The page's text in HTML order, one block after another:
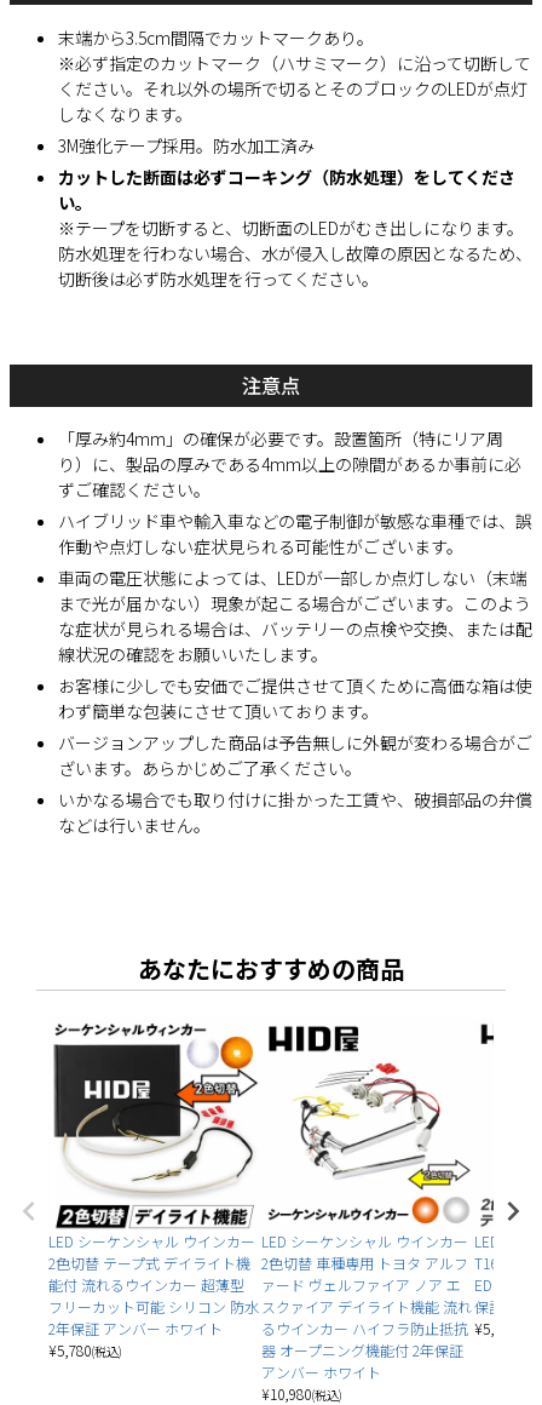
末端から3.5cm間隔でカットマークあり。
※必ず指定のカットマーク（ハサミマーク）に沿って切断して
ください。それ以外の場所で切るとそのブロックのLEDが点灯
しなくなります。
3M強化テープ採用。防水加工済み
カットした断面は必ずコーキング（防水処理）をしてくださ
い。
※テープを切断すると、切断面のLEDがむき出しになります。
防水処理を行わない場合、水が侵入し故障の原因となるため、
切断後は必ず防水処理を行ってください。
注意点
「厚み約4mm」の確保が必要です。設置箇所（特にリア周
り）に、製品の厚みである4mm以上の隙間があるか事前に必
ずご確認ください。
ハイブリッド車や輸入車などの電子制御が敏感な車種では、誤
作動や点灯しない症状見られる可能性がございます。
車両の電圧状態によっては、LEDが一部しか点灯しない（末端
まで光が届かない）現象が起こる場合がございます。このよう
な症状が見られる場合は、バッテリーの点検や交換、または配
線状況の確認をお願いいたします。
お客様に少しでも安価でご提供させて頂くために高価な箱は使
わず簡単な包装にさせて頂いております。
バージョンアップした商品は予告無しに外観が変わる場合がご
ざいます。あらかじめご了承ください。
いかなる場合でも取り付けに掛かった工賃や、破損部品の弁償
などは行いません。
あなたにおすすめの商品
LED シーケンシャル ウインカー
2色切替 テープ式 デイライト機
能付 流れるウインカー 超薄型
フリーカット可能 シリコン 防水
2年保証 アンバー ホワイト
¥5,780(税込)
LED シーケンシャル ウインカー
2色切替 車種専用 トヨタ アルフ
ァード ヴェルファイア ノア エ
スクァイア デイライト機能 流れ
るウインカー ハイフラ防止抵抗
器 オープニング機能付 2年保証
アンバー ホワイト
¥10,980(税込)
LED バッ
T16 テー
EDチップ
保証 ホワ
¥5,980